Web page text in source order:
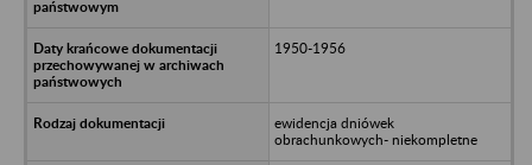
1950-1956
ewidencja dniówek
obrachunkowych- niekompletne